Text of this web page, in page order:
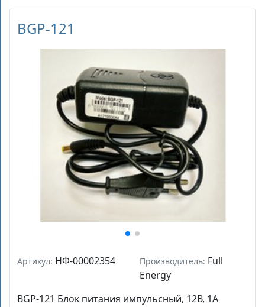
BGP-121
Артикул: НФ-00002354 Производитель: Full
Energy
BGP-121 Блок питания импульсный, 12В, 1А